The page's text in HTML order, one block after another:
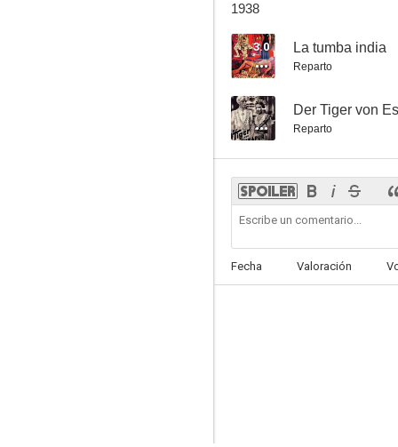
1938
3.0 La tumba india
Reparto
-- Der Tiger von
Reparto
Fecha Valoración